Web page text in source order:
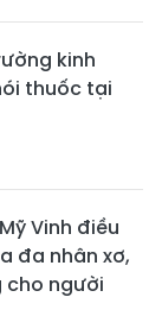
kinh
thuốc tại
Vinh điều
đa nhân xơ,
cho người